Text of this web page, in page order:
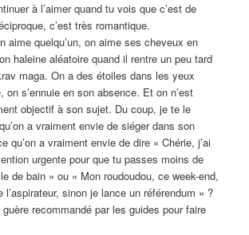
à l’aimer quand tu vois que c’est de
c’est très romantique.
aime quelqu’un, on aime ses cheveux en
haleine aléatoire quand il rentre un peu tard
maga. On a des étoiles dans les yeux
on s’ennuie en son absence. Et on n’est
objectif à son sujet. Du coup, je te le
a vraiment envie de siéger dans son
qu’on a vraiment envie de dire « Chérie, j’ai
urgente pour que tu passes moins de
de bain » ou « Mon roudoudou, ce week-end,
l’aspirateur, sinon je lance un référendum » ?
recommandé par les guides pour faire